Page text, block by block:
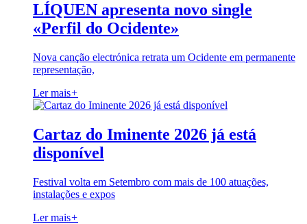
LÍQUEN apresenta novo single
«Perfil do Ocidente»
Nova canção electrónica retrata um Ocidente em permanente
representação,
Ler mais+
Cartaz do Iminente 2026 já está
disponível
Festival volta em Setembro com mais de 100 atuações,
instalações e expos
Ler mais+